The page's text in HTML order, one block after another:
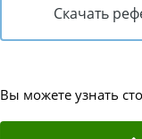
Скачать
Вы можете узнать